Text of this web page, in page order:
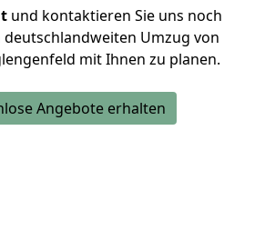
und kontaktieren Sie uns noch
Umzug von
mit Ihnen zu planen.
Angebote erhalten